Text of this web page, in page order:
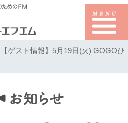
【ゲスト情報】5月19日(火) GOGOひ